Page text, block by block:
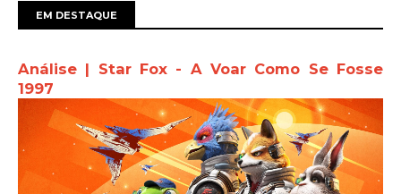
EM DESTAQUE
Análise | Star Fox - A Voar Como Se Fosse
1997